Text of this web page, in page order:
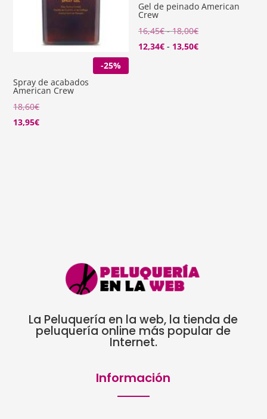
-25%
Spray de acabados
American Crew
18,60€
13,95€
Gel de peinado American
Crew
16,45€ - 18,00€Rango
de
12,34€ - 13,50€Rango
La Peluquería en la web, la tienda de
peluquería online más popular de
Internet.
Información